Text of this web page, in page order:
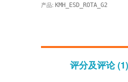
产品: KMH_ESD_ROTA_G2
评分及评论 (1)